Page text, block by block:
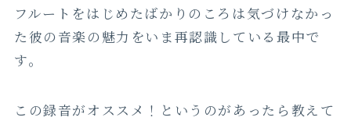
フルートをはじめたばかりのころは気づけなかっ
た彼の音楽の魅力をいま再認識している最中で
す。
この録音がオススメ！というのがあったら教えて